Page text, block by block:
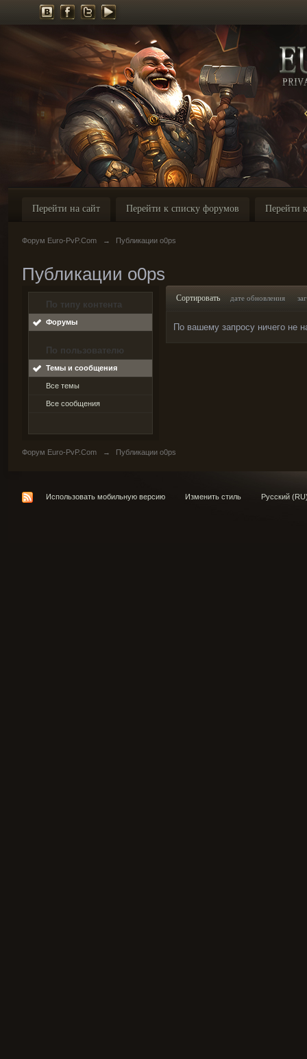
Перейти на сайт Перейти к списку форумов Перейти
Форум Euro-PvP.Com → Публикации o0ps
Публикации o0ps
По типу контента
Форумы
По пользователю
Темы и сообщения
Все темы
Все сообщения
Сортировать дате обновления
По вашему запросу ничего не
Форум Euro-PvP.Com → Публикации o0ps
Использовать мобильную версию Изменить стиль Русский